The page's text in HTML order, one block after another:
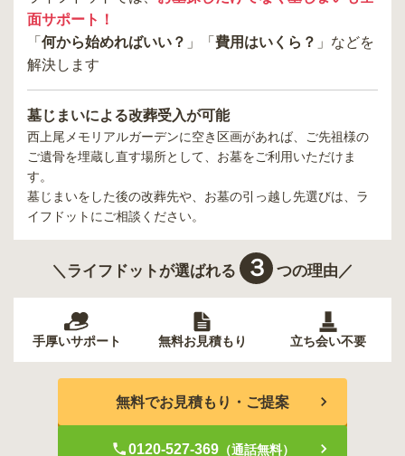
面サポート！
「 何から始めればいい？ 」「 費用はいくら？ 」などを
解決します
墓じまいによる改葬受入が可能
西上尾メモリアルガーデンに空き区画があれば、ご先祖様の
ご遺骨を埋蔵し直す場所として、お墓をご利用いただけま
す。
墓じまいをした後の改葬先や、お墓の引っ越し先選びは、ラ
イフドットにご相談ください。
＼ライフドットが選ばれる ３ つの理由／
手厚いサポート 無料お見積もり 立ち会い不要
無料でお見積もり・ご提案
0120-527-369（通話無料）